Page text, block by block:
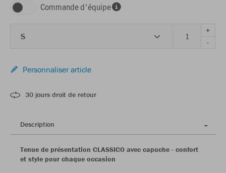
Commande d'équipe
S
+
-
Personnaliser article
30 jours droit de retour
Description
Tenue de présentation CLASSICO avec capuche - confort
et style pour chaque occasion